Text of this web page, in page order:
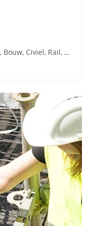
Wegenbouw, Installatiebedrijven, Bouw, Civiel, Rail, Infrastructuren